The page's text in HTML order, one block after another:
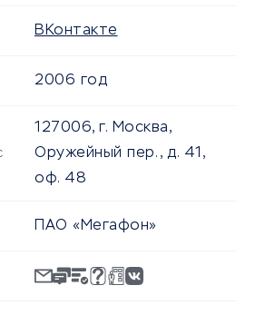
ВКонтакте
2006 год
127006, г. Москва,
Оружейный пер., д. 41,
оф. 48
ПАО «Мегафон»